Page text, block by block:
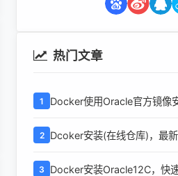
热门文章
1 Docker使用Oracle官方镜像
2
Dcoker安装(在线仓库)，最
3
Docker安装Oracle12C，快